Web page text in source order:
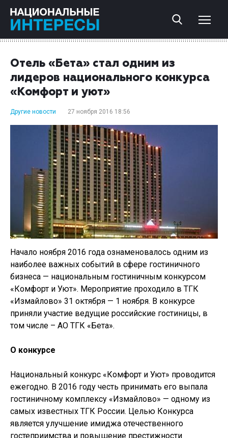
Отель «Бета» стал одним из
лидеров национального конкурса
«Комфорт и уют»
Другие новости 27 ноября 2016 18:56
Начало ноября 2016 года ознаменовалось одним из
наиболее важных событий в сфере гостиничного
бизнеса — национальным гостиничным конкурсом
«Комфорт и Уют». Мероприятие проходило в ТГК
«Измайлово» 31 октября — 1 ноября. В конкурсе
приняли участие ведущие российские гостиницы, в
том числе – АО ТГК «Бета».
О конкурсе
Национальный конкурс «Комфорт и Уют» проводится
ежегодно. В 2016 году честь принимать его выпала
гостиничному комплексу «Измайлово» — одному из
самых известных ТГК России. Целью Конкурса
является улучшение имиджа отечественного
гостеприимства и повышение престижности